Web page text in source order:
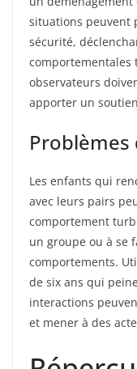
situations peuvent
sécurité,
comportementales
observateurs
apporter un
Problèmes
Les enfants qui
avec leurs pairs
comportement
un groupe ou à se
comportements.
de six ans qui
interactions
et mener à des